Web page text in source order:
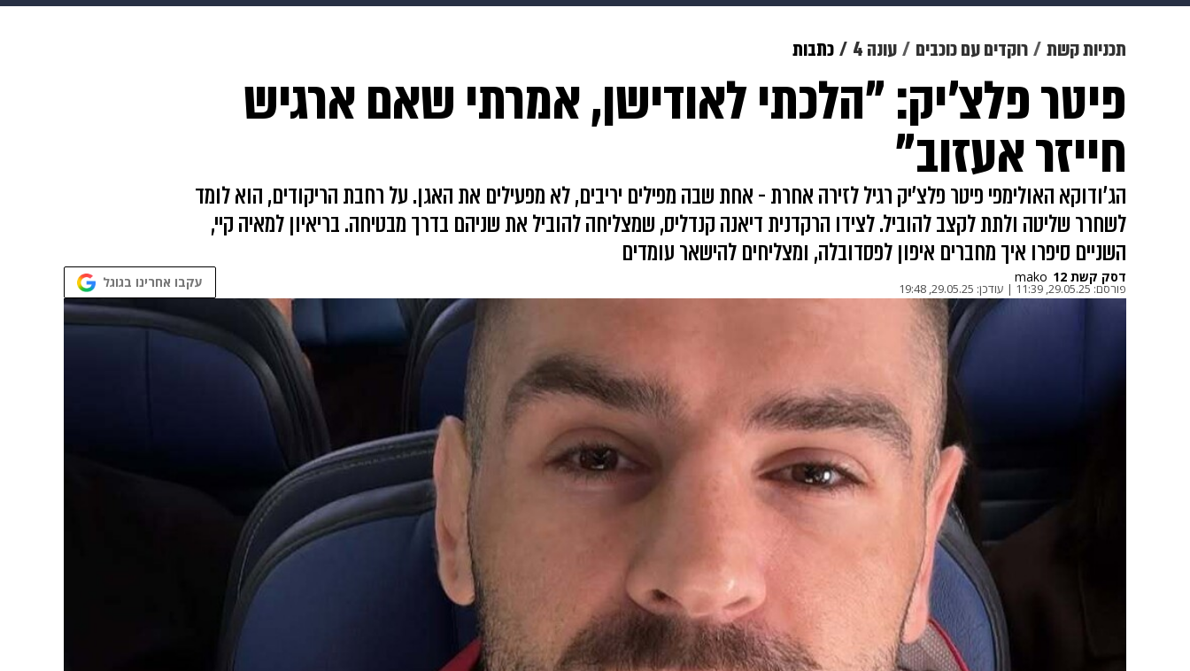
צבא וביטחון makoZ בריאות
ויוה משפט תשעה חודשים מתכונים פרויקטים מיוחדים
תכניות קשת רוקדים עם כוכבים עונה 4 כתבות
פיטר פלצ'יק: "הלכתי לאודישן, אמרתי שאם ארגיש
חייזר אעזוב"
הג'ודוקא האולימפי פיטר פלצ'יק רגיל לזירה אחרת - אחת שבה מפילים יריבים, לא מפעילים את האגן. על רחבת הריקודים, הוא לומד
לשחרר שליטה ולתת לקצב להוביל. לצידו הרקדנית דיאנה קנדליס, שמצליחה להוביל את שניהם בדרך מבטיחה. בריאיון למאיה קיי,
השניים סיפרו איך מחברים איפון לפסדובלה, ומצליחים להישאר עומדים
דסק קשת 12 mako
פורסם:29.05.25, 11:39
| עודכן: 29.05.25, 19:48 עקבו אחרינו בגוגל